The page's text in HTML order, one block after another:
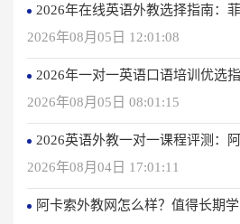
2026年在线英语外教选择指南：
2026年08月05日 12:01:08
2026年一对一英语口语培训优选
2026年08月05日 08:01:15
2026英语外教一对一课程评测：
2026年08月04日 17:01:11
阿卡索外教网怎么样？值得长期学